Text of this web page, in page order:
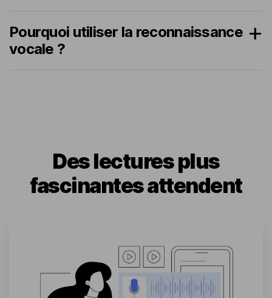
Pourquoi utiliser la reconnaissance
vocale ?
Des lectures plus
fascinantes attendent